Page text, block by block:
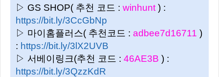
▷ GS SHOP( 추천 코드 : winhunt ) :
https://bit.ly/3CcGbNp
▷ 마이홈플러스( 추천코드 : adbee7d16711 )
: https://bit.ly/3lX2UVB
▷ 서베이링크(추천 코드 : 46AE3B ) :
https://bit.ly/3QzzKdR